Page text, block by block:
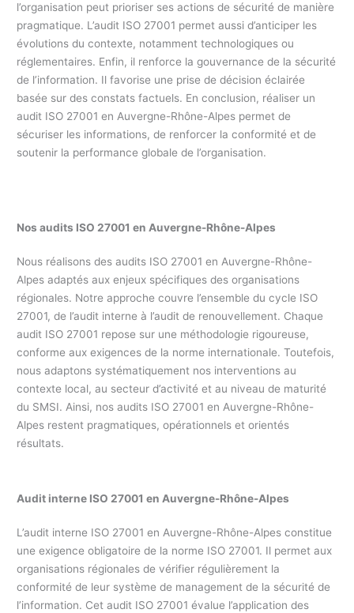
l’organisation peut prioriser ses actions de sécurité de manière
pragmatique. L’audit ISO 27001 permet aussi d’anticiper les
évolutions du contexte, notamment technologiques ou
réglementaires. Enfin, il renforce la gouvernance de la sécurité
de l’information. Il favorise une prise de décision éclairée
basée sur des constats factuels. En conclusion, réaliser un
audit ISO 27001 en Auvergne-Rhône-Alpes permet de
sécuriser les informations, de renforcer la conformité et de
soutenir la performance globale de l’organisation.
Nos audits ISO 27001 en Auvergne-Rhône-Alpes
Nous réalisons des audits ISO 27001 en Auvergne-Rhône-
Alpes adaptés aux enjeux spécifiques des organisations
régionales. Notre approche couvre l’ensemble du cycle ISO
27001, de l’audit interne à l’audit de renouvellement. Chaque
audit ISO 27001 repose sur une méthodologie rigoureuse,
conforme aux exigences de la norme internationale. Toutefois,
nous adaptons systématiquement nos interventions au
contexte local, au secteur d’activité et au niveau de maturité
du SMSI. Ainsi, nos audits ISO 27001 en Auvergne-Rhône-
Alpes restent pragmatiques, opérationnels et orientés
résultats.
Audit interne ISO 27001 en Auvergne-Rhône-Alpes
L’audit interne ISO 27001 en Auvergne-Rhône-Alpes constitue
une exigence obligatoire de la norme ISO 27001. Il permet aux
organisations régionales de vérifier régulièrement la
conformité de leur système de management de la sécurité de
l’information. Cet audit ISO 27001 évalue l’application des